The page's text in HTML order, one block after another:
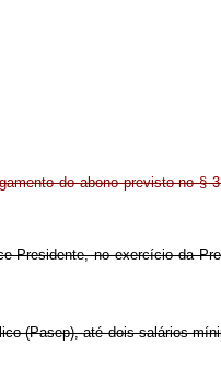
do abono previsto no §
Presidente, no exercício da
(Pasep), até dois salários